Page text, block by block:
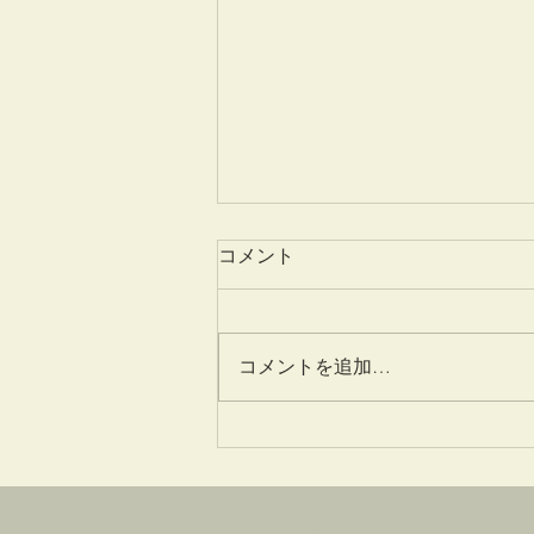
姫百合
コメント
コメントを追加…